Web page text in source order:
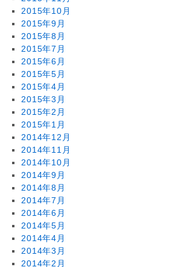
2015年10月
2015年9月
2015年8月
2015年7月
2015年6月
2015年5月
2015年4月
2015年3月
2015年2月
2015年1月
2014年12月
2014年11月
2014年10月
2014年9月
2014年8月
2014年7月
2014年6月
2014年5月
2014年4月
2014年3月
2014年2月